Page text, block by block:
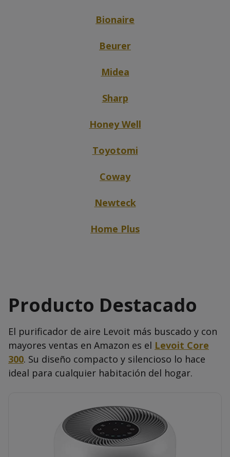
Bionaire
Beurer
Midea
Sharp
Honey Well
Toyotomi
Coway
Newteck
Home Plus
Producto Destacado
El purificador de aire Levoit más buscado y con
mayores ventas en Amazon es el Levoit Core
300. Su diseño compacto y silencioso lo hace
ideal para cualquier habitación del hogar.